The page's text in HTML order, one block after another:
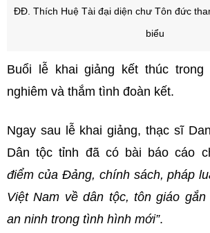
ĐĐ. Thích Huệ Tài đại diện chư Tôn đức
biểu
Buổi lễ khai giảng kết thúc trong
nghiêm và thắm tình đoàn kết.
Ngay sau lễ khai giảng, thạc sĩ
Dân tộc tỉnh đã có bài báo cáo
điểm của Đảng, chính sách, pháp
Việt Nam về dân tộc, tôn giáo gắn
an ninh trong tình hình mới”.